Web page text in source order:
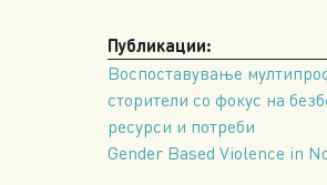
Публикации:
Воспоставување
сторители со фокус на
ресурси и потреби
Gender Based Violence in